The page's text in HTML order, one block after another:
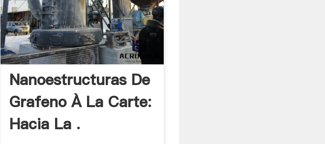
Nanoestructuras De
Grafeno À La Carte:
Hacia La .